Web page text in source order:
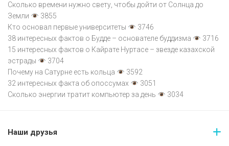
Сколько времени нужно свету, чтобы дойти от Солнца до
Земли
3855
Кто основал первые университеты
3746
38 интересных фактов о Будде – основателе буддизма
3716
15 интересных фактов о Кайрате Нуртасе – звезде казахской
эстрады
3704
Почему на Сатурне есть кольца
3592
32 интересных факта об опоссумах
3051
Сколько энергии тратит компьютер за день
3034
Наши друзья